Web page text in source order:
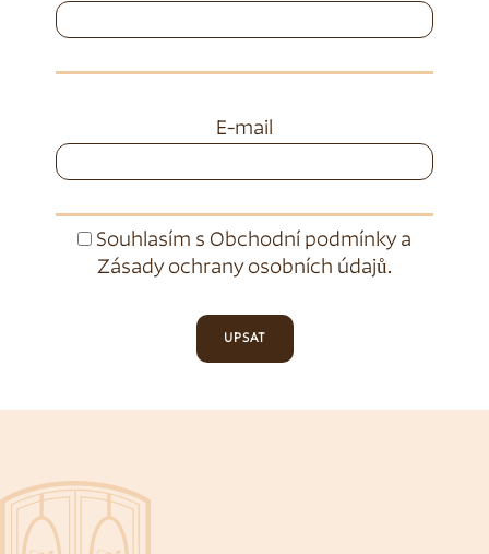
E-mail
Souhlasím s Obchodní podmínkya
Zásady ochrany osobních údajů.
UPSAT